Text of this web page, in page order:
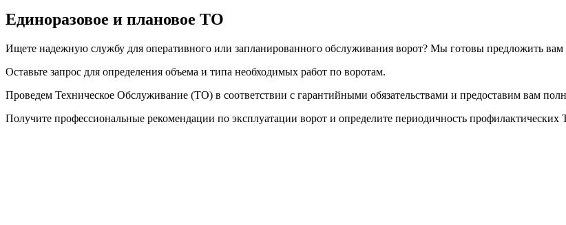
Единоразовое и плановое ТО
Ищете надежную службу для оперативного или запланированного обслуживания ворот? Мы готовы предложить вам
Оставьте запрос для определения объема и типа необходимых работ по воротам.
Проведем Техническое Обслуживание (ТО) в соответствии с гарантийными обязательствами и предоставим вам
Получите профессиональные рекомендации по эксплуатации ворот и определите периодичность профилактических